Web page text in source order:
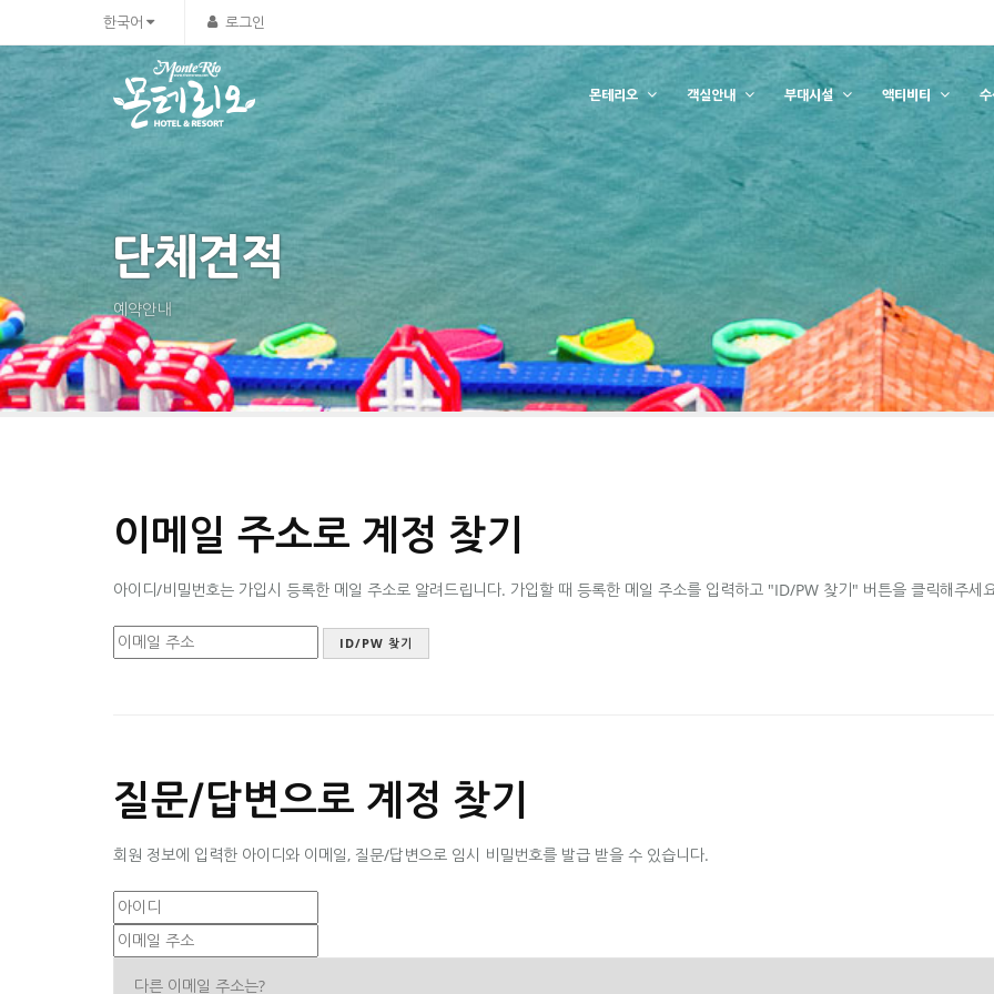
한국어 로그인
몬테리오 객실안내 부대시설 액티비티
단체견적
예약안내
이메일 주소로 계정 찾기
아이디/비밀번호는 가입시 등록한 메일 주소로 알려드립니다. 가입할 때 등록한 메일 주소를 입력하고 "ID/PW 찾기" 버튼을 클릭해주세
질문/답변으로 계정 찾기
회원 정보에 입력한 아이디와 이메일, 질문/답변으로 임시 비밀번호를 발급 받을 수 있습니다.